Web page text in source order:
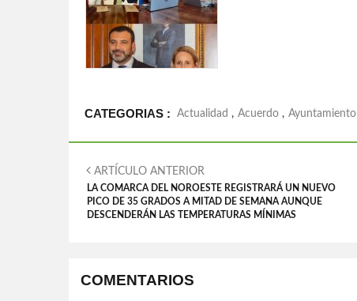
CATEGORIAS : Actualidad , Acuerdo , Ayuntamiento
ARTÍCULO ANTERIOR
LA COMARCA DEL NOROESTE REGISTRARÁ UN NUEVO
PICO DE 35 GRADOS A MITAD DE SEMANA AUNQUE
DESCENDERÁN LAS TEMPERATURAS MÍNIMAS
COMENTARIOS